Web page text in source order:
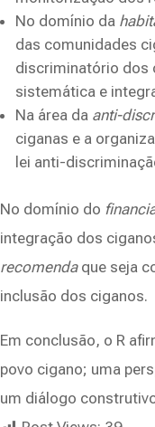
No domínio da
das comunidades
discriminatório dos
sistemática e
Na área da anti-
ciganas e a
lei anti-
No domínio do
integração dos
recomendaque seja
inclusão dos ciganos.
Em conclusão, o R
povo cigano; uma
um diálogo